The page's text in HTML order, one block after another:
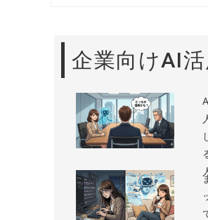
企業向けAI